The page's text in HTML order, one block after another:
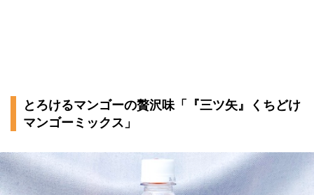
とろけるマンゴーの贅沢味「『三ツ矢』くちどけ
マンゴーミックス」